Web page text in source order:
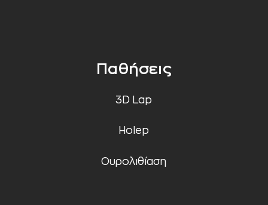
Παθήσεις
3D Lap
Holep
Ουρολιθίαση